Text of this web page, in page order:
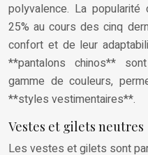
polyvalence. La
25% au cours des cinq
confort et de leur
**pantalons chinos**
gamme de couleurs,
**styles vestimentaires**.
Vestes et gilets neutres
Les vestes et gilets sont